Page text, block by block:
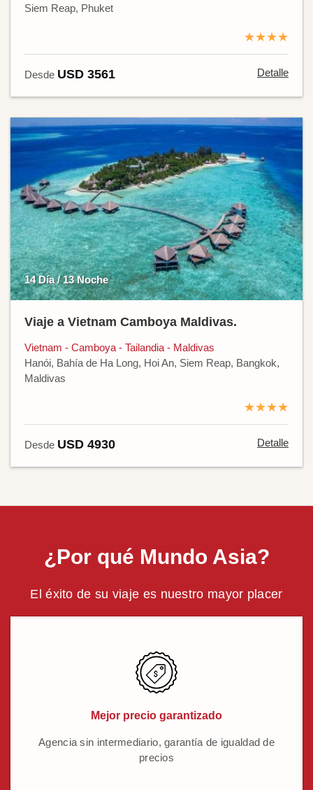
Siem Reap, Phuket
★★★★
Desde USD 3561 Detalle
14 Día / 13 Noche
Viaje a Vietnam Camboya Maldivas.
Vietnam - Camboya - Tailandia - Maldivas
Hanói, Bahía de Ha Long, Hoi An, Siem Reap, Bangkok,
Maldivas
★★★★
Desde USD 4930 Detalle
¿Por qué Mundo Asia?
El éxito de su viaje es nuestro mayor placer
Mejor precio garantizado
Agencia sin intermediario, garantía de igualdad de
precios